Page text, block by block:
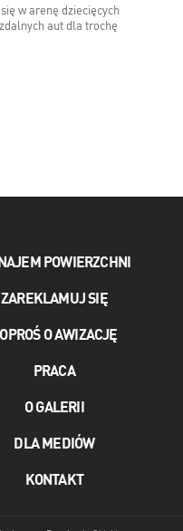
w arenę dziecięcych
aut dla trochę
POWIERZCHNI
ZAREKLAMUJ SIĘ
O AWIZACJĘ
PRACA
O GALERII
DLA MEDIÓW
KONTAKT